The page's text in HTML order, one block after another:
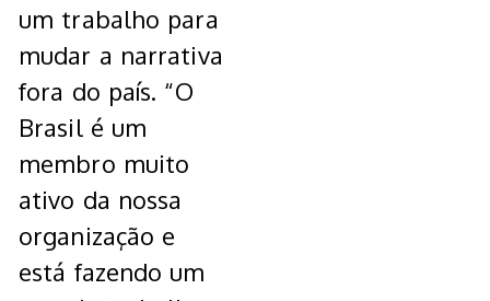
um trabalho para
mudar a narrativa
fora do país. “O
Brasil é um
membro muito
ativo da nossa
organização e
está fazendo um